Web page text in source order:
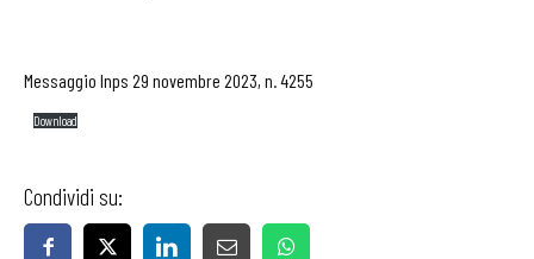
Messaggio Inps 29 novembre 2023, n. 4255
Download
Condividi su: